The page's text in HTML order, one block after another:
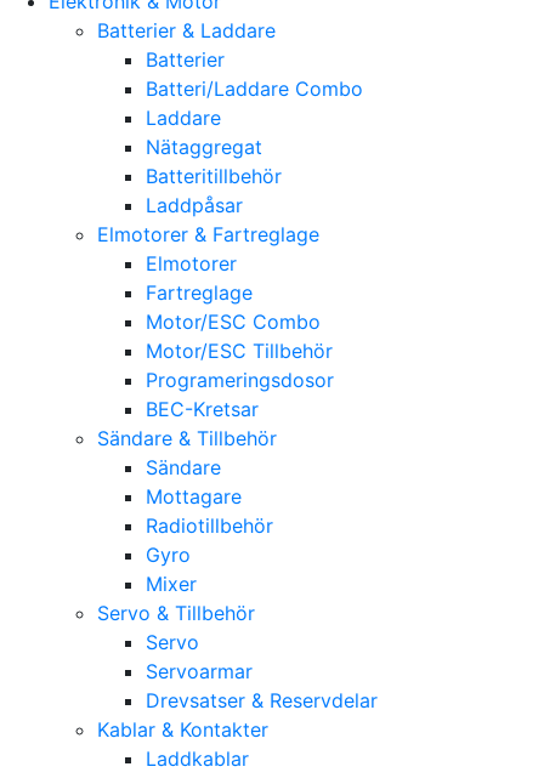
Batterier & Laddare
Batterier
Batteri/Laddare Combo
Laddare
Nätaggregat
Batteritillbehör
Laddpåsar
Elmotorer & Fartreglage
Elmotorer
Fartreglage
Motor/ESC Combo
Motor/ESC Tillbehör
Programeringsdosor
BEC-Kretsar
Sändare & Tillbehör
Sändare
Mottagare
Radiotillbehör
Gyro
Mixer
Servo & Tillbehör
Servo
Servoarmar
Drevsatser & Reservdelar
Kablar & Kontakter
Laddkablar